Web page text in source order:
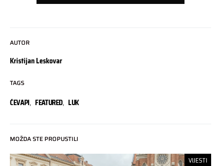
AUTOR
Kristijan Leskovar
TAGS
ĆEVAPI, FEATURED, LUK
MOŽDA STE PROPUSTILI
VIJESTI